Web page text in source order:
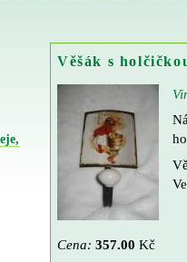
Věšák s
Cena: 357.00 Kč